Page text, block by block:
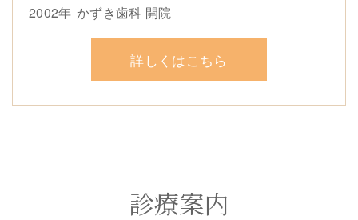
2002年 かずき歯科 開院
詳しくはこちら
診療案内